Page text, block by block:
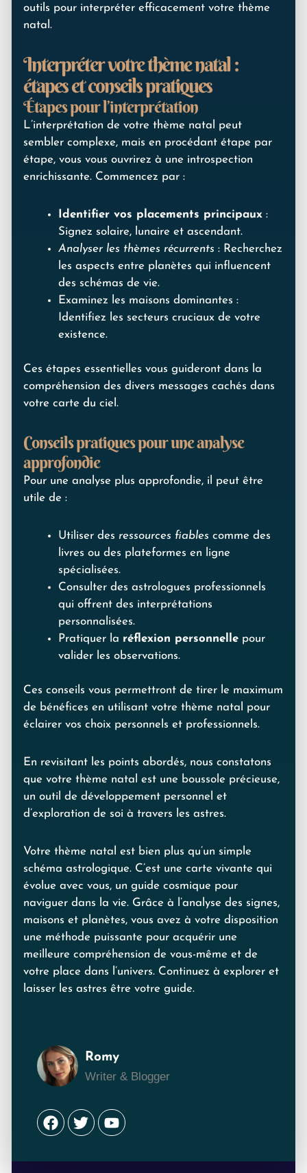
outils pour interpréter efficacement votre thème
natal.
Interpréter votre thème natal :
étapes et conseils pratiques
Étapes pour l’interprétation
L’interprétation de votre thème natal peut
sembler complexe, mais en procédant étape par
étape, vous vous ouvrirez à une introspection
enrichissante. Commencez par :
Identifier vos placements principaux :
Signez solaire, lunaire et ascendant.
Analyser les thèmes récurrents : Recherchez
les aspects entre planètes qui influencent
des schémas de vie.
Examinez les maisons dominantes :
Identifiez les secteurs cruciaux de votre
existence.
Ces étapes essentielles vous guideront dans la
compréhension des divers messages cachés dans
votre carte du ciel.
Conseils pratiques pour une analyse
approfondie
Pour une analyse plus approfondie, il peut être
utile de :
Utiliser des ressources fiables comme des
livres ou des plateformes en ligne
spécialisées.
Consulter des astrologues professionnels
qui offrent des interprétations
personnalisées.
Pratiquer la réflexion personnelle pour
valider les observations.
Ces conseils vous permettront de tirer le maximum
de bénéfices en utilisant votre thème natal pour
éclairer vos choix personnels et professionnels.
En revisitant les points abordés, nous constatons
que votre thème natal est une boussole précieuse,
un outil de développement personnel et
d’exploration de soi à travers les astres.
Votre thème natal est bien plus qu’un simple
schéma astrologique. C’est une carte vivante qui
évolue avec vous, un guide cosmique pour
naviguer dans la vie. Grâce à l’analyse des signes,
maisons et planètes, vous avez à votre disposition
une méthode puissante pour acquérir une
meilleure compréhension de vous-même et de
votre place dans l’univers. Continuez à explorer et
laisser les astres être votre guide.
Romy
Writer & Blogger
Facebook
TwitterYoutube